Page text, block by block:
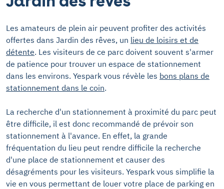
Les amateurs de plein air peuvent profiter des activités
offertes dans Jardin des rêves, un lieu de loisirs et de
détente. Les visiteurs de ce parc doivent souvent s'armer
de patience pour trouver un espace de stationnement
dans les environs. Yespark vous révèle les bons plans de
stationnement dans le coin.
La recherche d'un stationnement à proximité du parc peut
être difficile, il est donc recommandé de prévoir son
stationnement à l'avance. En effet, la grande
fréquentation du lieu peut rendre difficile la recherche
d'une place de stationnement et causer des
désagréments pour les visiteurs. Yespark vous simplifie la
vie en vous permettant de louer votre place de parking en